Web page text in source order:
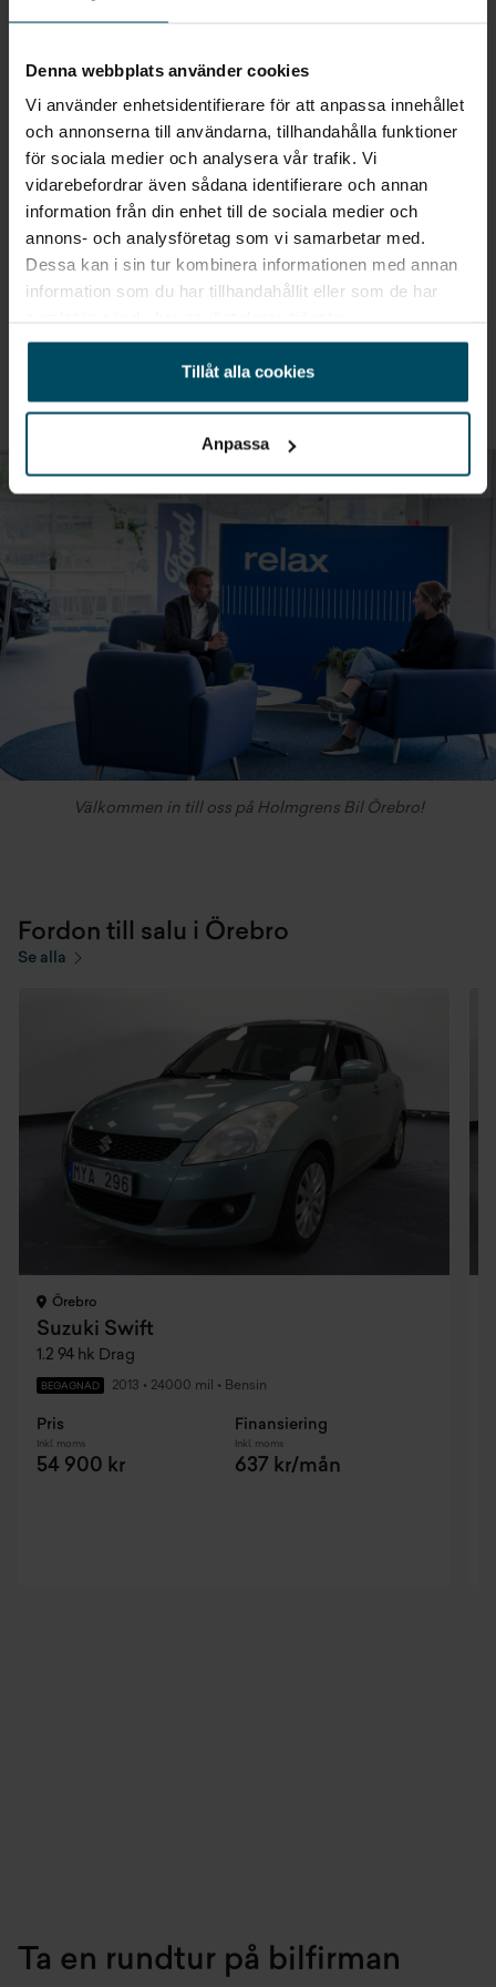
Denna webbplats använder cookies
Vi använder enhetsidentifierare för att anpassa innehållet
och annonserna till användarna, tillhandahålla funktioner
för sociala medier och analysera vår trafik. Vi
vidarebefordrar även sådana identifierare och annan
information från din enhet till de sociala medier och
annons- och analysföretag som vi samarbetar med.
Dessa kan i sin tur kombinera informationen med annan
information som du har tillhandahållit eller som de har
Tillåt alla cookies
Anpassa
Vår målsättning är att du som kund ska känna dig trygg och
nöjd med ditt bilköp och att vi är här för att hjälpa dig på bästa
sätt. Vi är engagerade i att tillhandahålla personlig och
professionell service, och vi vill göra det enkelt för våra kunder
att ta hand om sina bilar.
Auktoriserad återförsäljare av:
Nissan
Hyundai
Tveka inte att kontakta oss, din bilaffär i Örebro, för ytterligare
servicebesök.
Välkommen in till oss på Holmgrens Bil Örebro!
Fordon till salu i Örebro
Se alla
Örebro
Suzuki Swift
1.2 94 hk Drag
BEGAGNAD 2013 • 24000 mil • Bensin
Pris
Inkl. moms
54 900 kr
Finansiering
Inkl. moms
637 kr/mån
Ta en rundtur på bilfirman